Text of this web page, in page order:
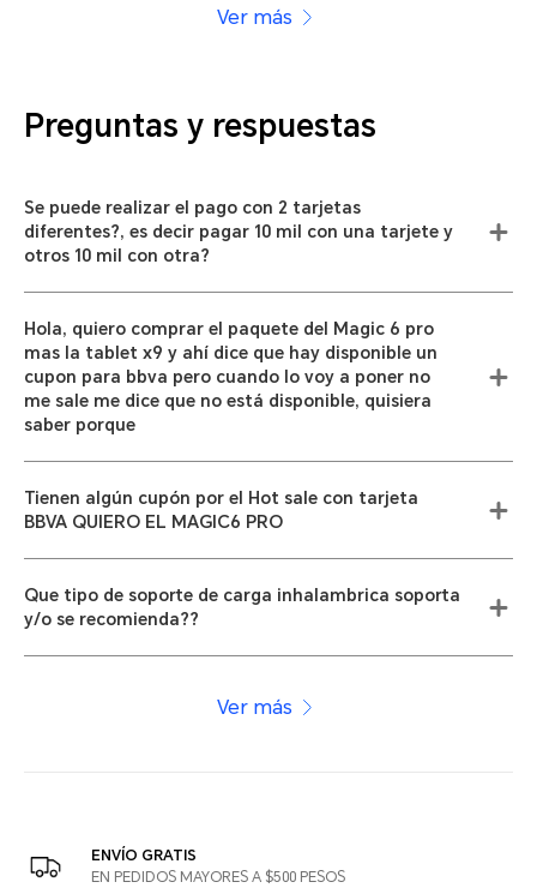
Ver más
Preguntas y respuestas
Se puede realizar el pago con 2 tarjetas
diferentes?, es decir pagar 10 mil con una tarjete y
otros 10 mil con otra?
Hola, quiero comprar el paquete del Magic 6 pro
mas la tablet x9 y ahí dice que hay disponible un
cupon para bbva pero cuando lo voy a poner no
me sale me dice que no está disponible, quisiera
saber porque
Tienen algún cupón por el Hot sale con tarjeta
BBVA QUIERO EL MAGIC6 PRO
Que tipo de soporte de carga inhalambrica soporta
y/o se recomienda??
Ver más
ENVÍO GRATIS
EN PEDIDOS MAYORES A $500 PESOS